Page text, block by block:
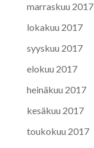
marraskuu 2017
lokakuu 2017
syyskuu 2017
elokuu 2017
heinäkuu 2017
kesäkuu 2017
toukokuu 2017